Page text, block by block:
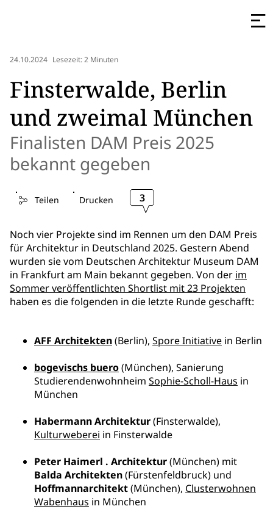
24.10.2024 Lesezeit: 2 Minuten
Finsterwalde, Berlin
und zweimal München
Finalisten DAM Preis 2025
bekannt gegeben
Teilen Drucken 3
Noch vier Projekte sind im Rennen um den DAM Preis
für Architektur in Deutschland 2025. Gestern Abend
wurden sie vom Deutschen Architektur Museum DAM
in Frankfurt am Main bekannt gegeben. Von der im
Sommer veröffentlichten Shortlist mit 23 Projekten
haben es die folgenden in die letzte Runde geschafft:
AFF Architekten(Berlin), Spore Initiative in Berlin
bogevischs buero(München), Sanierung
Studierendenwohnheim Sophie-Scholl-Haus in
München
Habermann Architektur(Finsterwalde),
Kulturweberei in Finsterwalde
Peter Haimerl . Architektur(München) mit
Balda Architekten(Fürstenfeldbruck) und
Hoffmannarchitekt(München), Clusterwohnen
Wabenhaus in München